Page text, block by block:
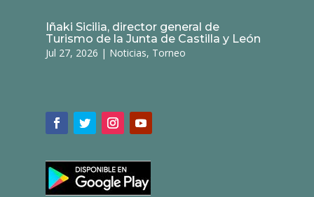
Iñaki Sicilia, director general de
Turismo de la Junta de Castilla y León
Jul 27, 2026 | Noticias, Torneo